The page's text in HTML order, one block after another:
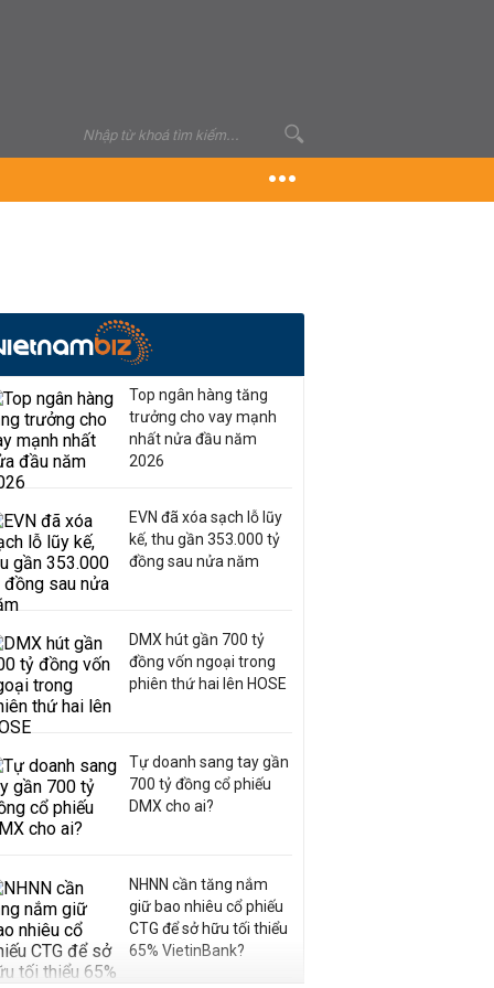
Top ngân hàng tăng
trưởng cho vay mạnh
nhất nửa đầu năm
2026
EVN đã xóa sạch lỗ lũy
kế, thu gần 353.000 tỷ
đồng sau nửa năm
DMX hút gần 700 tỷ
đồng vốn ngoại trong
phiên thứ hai lên HOSE
Tự doanh sang tay gần
700 tỷ đồng cổ phiếu
DMX cho ai?
NHNN cần tăng nắm
giữ bao nhiêu cổ phiếu
CTG để sở hữu tối thiểu
65% VietinBank?